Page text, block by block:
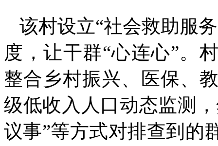
该村设立“社会救助服
度，让干群“心连心”。
整合乡村振兴、医保、
级低收入人口动态监测
议事”等方式对排查到的